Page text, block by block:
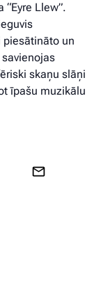
Llew”.
un
skaņu slāņi
īpašu muzikālu